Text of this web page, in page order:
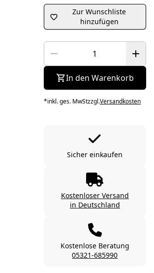
Zur Wunschliste
hinzufügen
In den Warenkorb
*inkl. ges. MwStzzgl.Versandkosten
Sicher einkaufen
Kostenloser Versand
in Deutschland
Kostenlose Beratung
05321-685990